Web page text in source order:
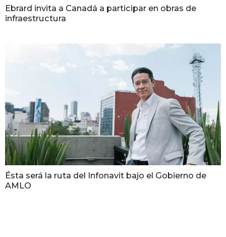
Ebrard invita a Canadá a participar en obras de
infraestructura
Ésta será la ruta del Infonavit bajo el Gobierno de
AMLO